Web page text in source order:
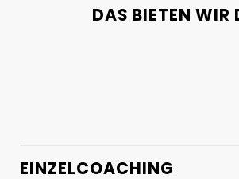
DAS BIETEN WIR
EINZELCOACHING